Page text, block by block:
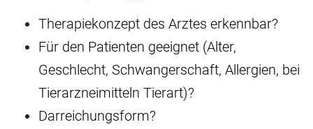
Therapiekonzept des Arztes erkennbar?
Für den Patienten geeignet (Alter,
Geschlecht, Schwangerschaft, Allergien, bei
Tierarzneimitteln Tierart)?
Darreichungsform?